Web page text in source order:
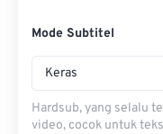
Mode Subtitel
Keras
Hardsub, yang selalu
video, cocok untuk